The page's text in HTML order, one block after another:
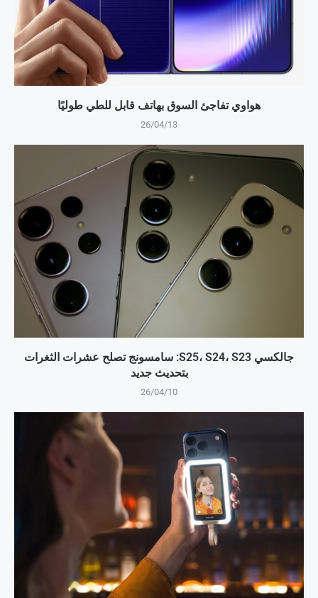
هواوي تفاجئ السوق بهاتف قابل للطي طوليًا
26/04/13
جالكسي S25، S24، S23: سامسونج تصلح عشرات الثغرات
بتحديث جديد
26/04/10